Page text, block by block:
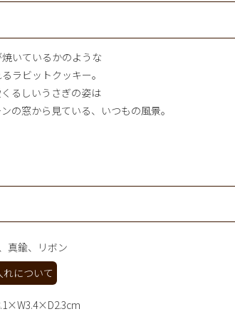
いているかのような
ラビットクッキー。
るしいうさぎの姿は
の窓から見ている、いつもの風景。
真鍮、リボン
について